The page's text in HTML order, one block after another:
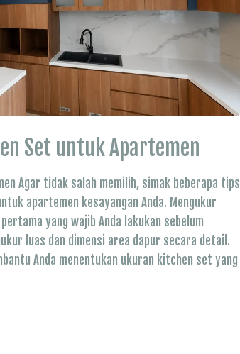
Set untuk Apartemen
Agar tidak salah memilih, simak beberapa tips
apartemen kesayangan Anda. Mengukur
yang wajib Anda lakukan sebelum
luas dan dimensi area dapur secara detail.
Anda menentukan ukuran kitchen set yang